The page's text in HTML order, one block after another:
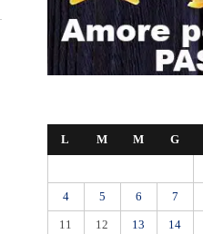
L M M G
4 5 6 7
11 12 13 14